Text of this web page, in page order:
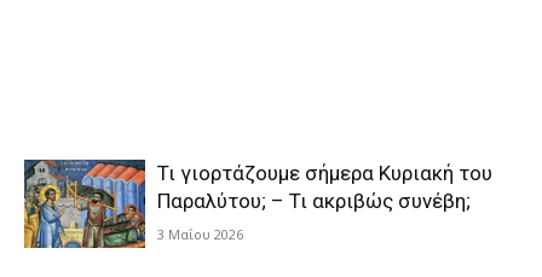
Τι γιορτάζουμε σήμερα Κυριακή του
Παραλύτου; – Τι ακριβώς συνέβη;
3 Μαΐου 2026